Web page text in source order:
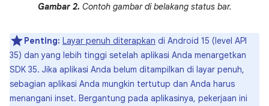
Gambar 2. Contoh gambar di belakang status bar.
Penting: Layar penuh diterapkan di Android 15 (level API
35) dan yang lebih tinggi setelah aplikasi Anda menargetkan
SDK 35. Jika aplikasi Anda belum ditampilkan di layar penuh,
sebagian aplikasi Anda mungkin tertutup dan Anda harus
menangani inset. Bergantung pada aplikasinya, pekerjaan ini